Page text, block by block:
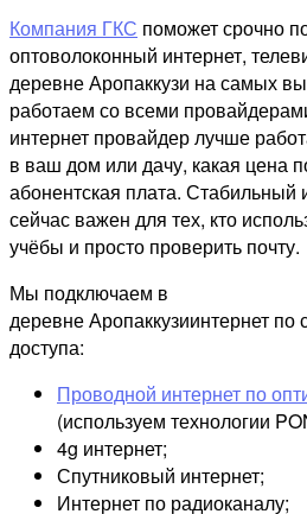
Компания ГКС поможет срочно
оптоволоконный интернет,
деревне Аропаккузи на самых
работаем со всеми
интернет провайдер лучше
в ваш дом или дачу, какая цена
абонентская плата. Стабильный
сейчас важен для тех, кто
учёбы и просто проверить почту.
Мы подключаем в
деревне Аропаккузиинтернет
доступа:
Проводной интернет по
(используем технологии
4g интернет;
Спутниковый интернет;
Интернет по радиоканалу;